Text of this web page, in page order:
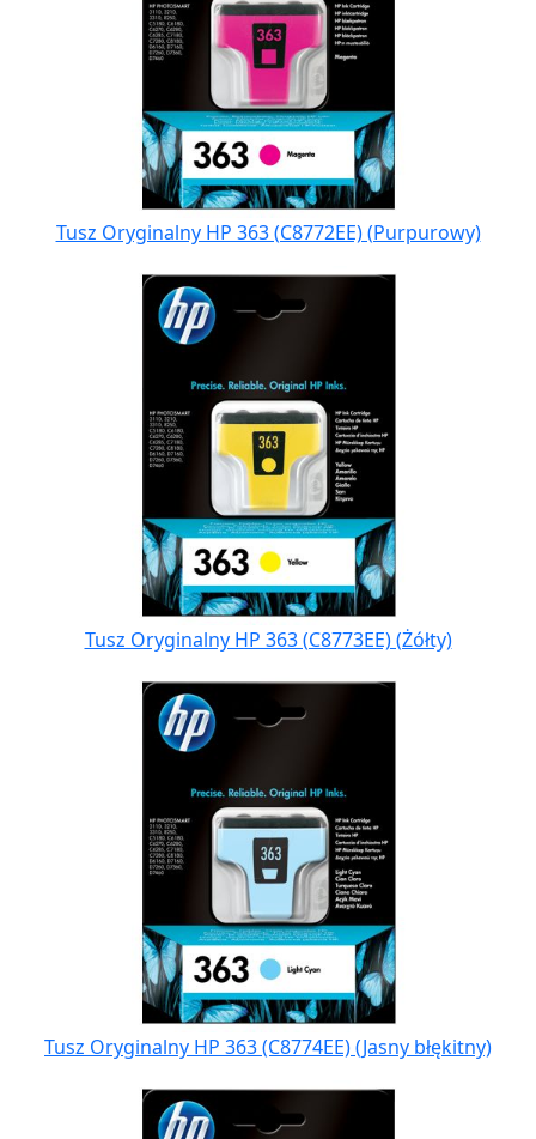
Tusz Oryginalny HP 363 (C8772EE) (Purpurowy)
Tusz Oryginalny HP 363 (C8773EE) (Żółty)
Tusz Oryginalny HP 363 (C8774EE) (Jasny błękitny)